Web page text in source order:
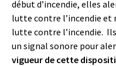
début d’incendie, elles
lutte contre l’incendie et
lutte contre l’incendie.
un signal sonore pour
vigueur de cette